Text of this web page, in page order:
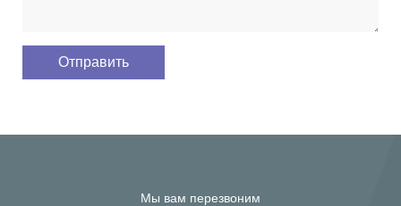
Мы вам перезвоним